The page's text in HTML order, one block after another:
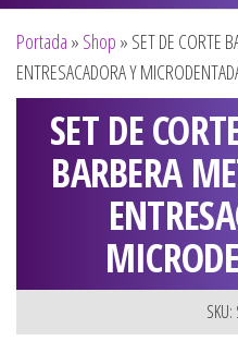
Portada » Shop » SET DE CORTE
ENTRESACADORA Y
SET DE
BARBERA